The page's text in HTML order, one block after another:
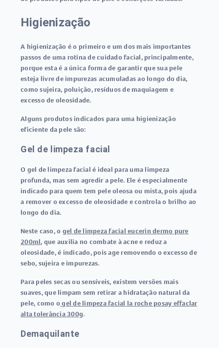
Higienização
A higienização é o primeiro e um dos mais importantes
passos de uma rotina de cuidado facial, principalmente,
porque esta é a única forma de garantir que sua pele
esteja livre de impurezas acumuladas ao longo do dia,
como sujeira, poluição, resíduos de maquiagem e
excesso de oleosidade.
Alguns produtos indicados para uma higienização
eficiente da pele são:
Gel de limpeza facial
O gel de limpeza facial é ideal para uma limpeza
profunda, mas sem agredir a pele. Ele é especialmente
indicado para quem tem pele oleosa ou mista, pois ajuda
a remover o excesso de oleosidade e controla o brilho ao
longo do dia.
Neste caso, o gel de limpeza facial eucerin dermo pure
200ml, que auxilia no combate à acne e reduz a
oleosidade, é indicado, pois age removendo o excesso de
sebo, sujeira e impurezas.
Para peles secas ou sensíveis, existem versões mais
suaves, que limpam sem retirar a hidratação natural da
pele, como ogel de limpeza facial la roche posay effaclar
alta tolerância 300g.
Demaquilante